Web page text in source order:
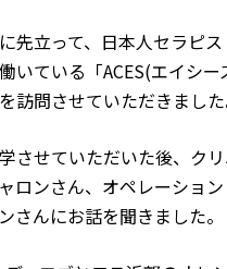
先立って、日本人セラピ
いている「ACES(エイシ
訪問させていただきました
させていただいた後、ク
ロンさん、オペレーショ
さんにお話を聞きました。